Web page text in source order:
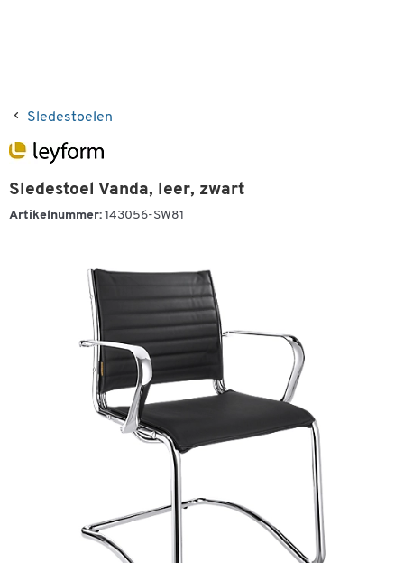
Sledestoelen
Sledestoel Vanda, leer, zwart
Artikelnummer: 143056-SW81